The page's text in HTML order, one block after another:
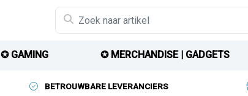
✪ GAMING ✪ MERCHANDISE | GADGETS
BETROUWBARE LEVERANCIERS